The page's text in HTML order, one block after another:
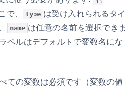
で、 type は受け入れられるタイ
name は任意の名前を選択できま
ベルはデフォルトで変数名にな
ての変数は必須です（変数の値